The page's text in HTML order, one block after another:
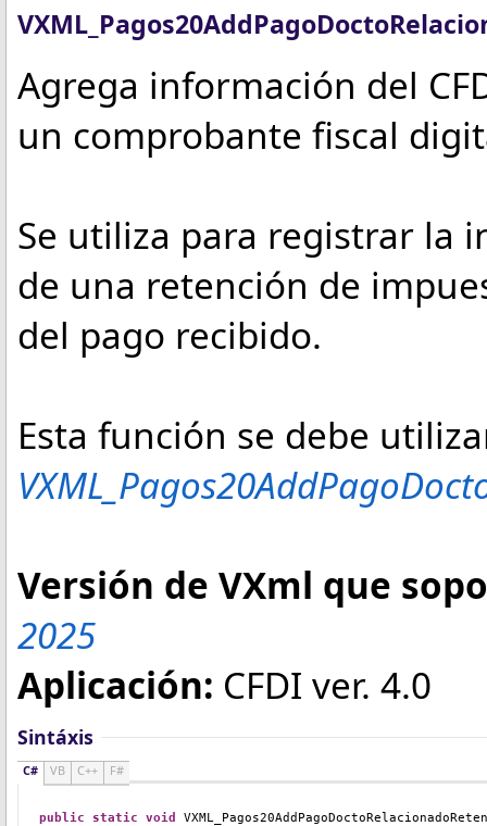
Agrega información del
un comprobante fiscal
Se utiliza para registrar la
de una retención de
del pago recibido.
Esta función se debe
Versión de VXml que
2025
Aplicación: CFDI ver. 4.0
Sintáxis
C# VB C++ F#
public static void